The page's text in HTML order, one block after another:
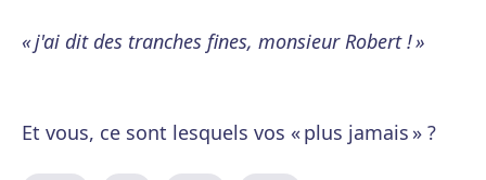
« j'ai dit des tranches fines, monsieur Robert ! »
Et vous, ce sont lesquels vos « plus jamais » ?